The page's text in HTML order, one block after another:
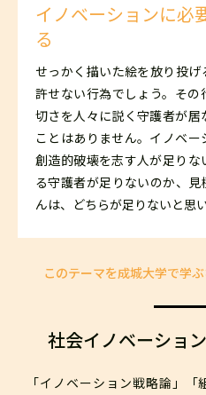
イノベーションに必
る
せっかく描いた絵を放り投
許せない行為でしょう。そ
切さを人々に説く守護者が
ことはありません。イノベー
創造的破壊を志す人が足り
る守護者が足りないのか、
んは、どちらが足りないと思
このテーマを成城大学で学
社会イノベーショ
「イノベーション戦略論」